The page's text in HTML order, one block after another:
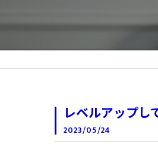
レベルアップし
2023/05/24